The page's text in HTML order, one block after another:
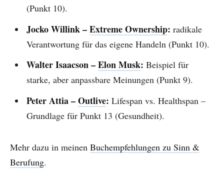
(Punkt 10).
Jocko Willink –Extreme Ownership: radikale
Verantwortung für das eigene Handeln (Punkt 10).
Walter Isaacson –Elon Musk: Beispiel für
starke, aber anpassbare Meinungen (Punkt 9).
Peter Attia –Outlive: Lifespan vs. Healthspan –
Grundlage für Punkt 13 (Gesundheit).
Mehr dazu in meinen Buchempfehlungen zu Sinn &
Berufung.